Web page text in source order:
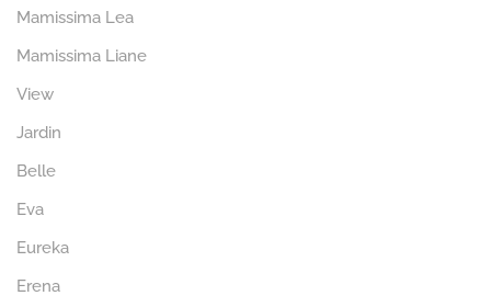
Mamissima Lea
Mamissima Liane
View
Jardin
Belle
Eva
Eureka
Erena